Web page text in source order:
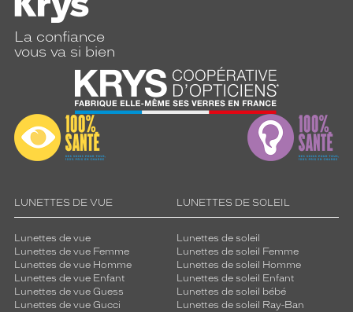
La confiance
vous va si bien
LUNETTES DE VUE
Lunettes de vue
Lunettes de vue Femme
Lunettes de vue Homme
Lunettes de vue Enfant
Lunettes de vue Guess
Lunettes de vue Gucci
LUNETTES DE SOLEIL
Lunettes de soleil
Lunettes de soleil Femme
Lunettes de soleil Homme
Lunettes de soleil Enfant
Lunettes de soleil bébé
Lunettes de soleil Ray-Ban